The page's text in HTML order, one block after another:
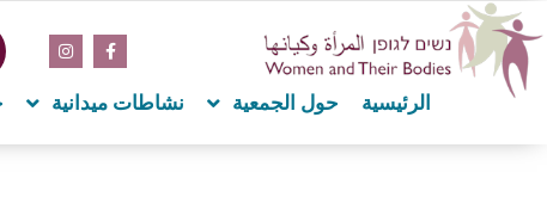
content
الرئيسية حول الجمعية نشاطات ميدانية